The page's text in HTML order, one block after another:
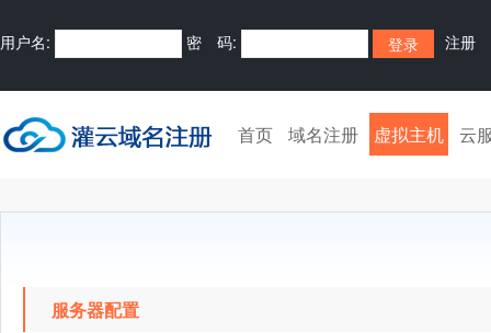
用户名: 密 码: 注册
首页 域名注册 虚拟主机 云
服务器配置